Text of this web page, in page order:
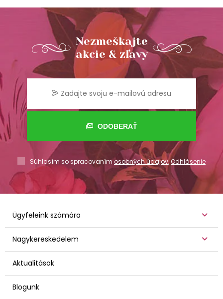
Nezmeškajte
akcie & zľavy
ODOBERAŤ
Súhlasím so spracovaním osobných údajov,Odhlásenie
Ügyfeleink számára
Nagykereskedelem
Aktualitások
Blogunk